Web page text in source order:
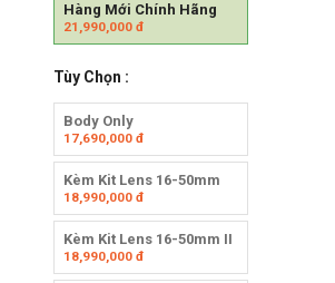
Hàng Mới Chính Hãng
21,990,000đ
Tùy Chọn :
Body Only
17,690,000đ
Kèm Kit Lens 16-50mm
18,990,000đ
Kèm Kit Lens 16-50mm II
18,990,000đ